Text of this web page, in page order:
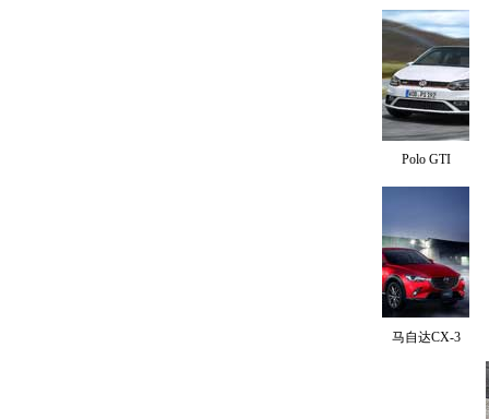
Polo GTI
马自达CX-3